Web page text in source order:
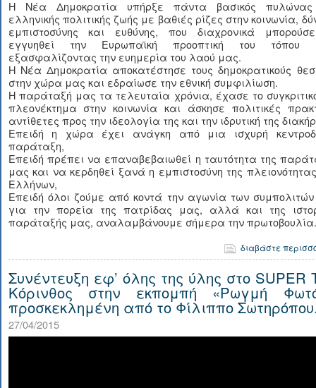
Η Νέα Δημοκρατία υπήρξε πάντα βασικός
ελληνικής πολιτικής ζωής με βαθιές ρίζες στην κοινωνία,
εμπιστοσύνης και ευθύνης, που διαχρονικά
εγγυηθεί την Ευρωπαϊκή προοπτική του τόπου
εξασφαλίζοντας την ευημερία του λαού μας.
Η Νέα Δημοκρατία αποκατέστησε τους δημοκρατικούς
στην χώρα μας και εδραίωσε την εθνική συμφιλίωση.
Η παράταξή μας τα τελευταία χρόνια, έχασε το
πλεονέκτημα στην κοινωνία και άσκησε πολιτικές
αντίθετες προς την ιδεολογία της και την ιδρυτική της
Επειδή η χώρα έχει ανάγκη από μια ισχυρή
παράταξη,
Επειδή πρέπει να επαναβεβαιωθεί η ταυτότητα της
μας και να κερδηθεί ξανά η εμπιστοσύνη της
Ελλήνων,
Επειδή όλοι ζούμε από κοντά την αγωνία των
για την πορεία της πατρίδας μας, αλλά και της
παράταξής μας, αναλαμβάνουμε σήμερα την
διαβάστε
Συνέντευξη εφ’ όλης της ύλης στο SUPER
Κόρινθος στην εκπομπή «Ρωγμή
προσκεκλημένη από το Φίλιππο
27/04/2015